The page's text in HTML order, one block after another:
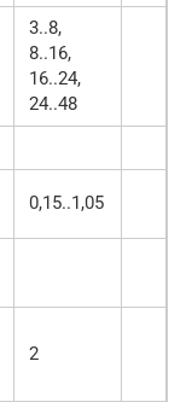
3..8,
8..16,
16..24,
24..48
0,15..1,05
2